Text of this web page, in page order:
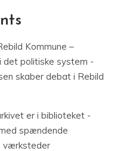
Kommune –
det politiske system -
skaber debat i Rebild
er i biblioteket -
spændende
værksteder